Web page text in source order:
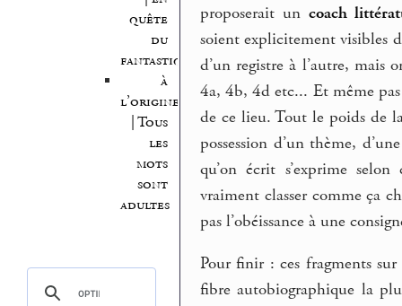
quête
du
fantastique
à
l’origine
| Tous
les
mots
sont
adultes
proposerait un coach
soient explicitement visibles
d’un registre à l’autre,
4a, 4b, 4d etc... Et même
de ce lieu. Tout le poids de
possession d’un thème,
qu’on écrit s’exprime
vraiment classer comme ça
pas l’obéissance à une
Pour finir : ces fragments sur
fibre autobiographique la